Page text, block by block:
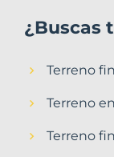
¿Buscas
Terreno
Terreno
Terreno